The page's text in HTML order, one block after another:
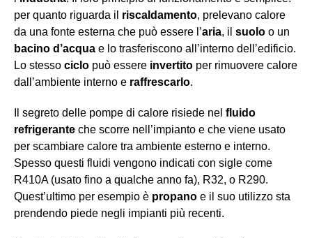
per quanto riguarda il riscaldamento, prelevano calore
da una fonte esterna che può essere l’aria, il suolo o un
bacino d’acqua e lo trasferiscono all’interno dell’edificio.
Lo stesso ciclo può essere invertito per rimuovere calore
dall’ambiente interno e raffrescarlo.
Il segreto delle pompe di calore risiede nel fluido
refrigerante che scorre nell’impianto e che viene usato
per scambiare calore tra ambiente esterno e interno.
Spesso questi fluidi vengono indicati con sigle come
R410A (usato fino a qualche anno fa), R32, o R290.
Quest’ultimo per esempio è propano e il suo utilizzo sta
prendendo piede negli impianti più recenti.